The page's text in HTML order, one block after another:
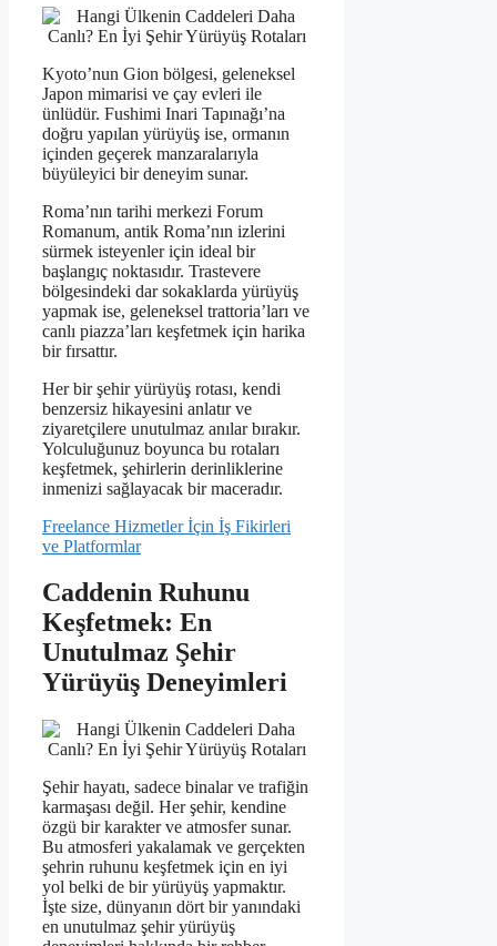
Kyoto’nun Gion bölgesi, geleneksel
Japon mimarisi ve çay evleri ile
ünlüdür. Fushimi Inari Tapınağı’na
doğru yapılan yürüyüş ise, ormanın
içinden geçerek manzaralarıyla
büyüleyici bir deneyim sunar.
Roma’nın tarihi merkezi Forum
Romanum, antik Roma’nın izlerini
sürmek isteyenler için ideal bir
başlangıç noktasıdır. Trastevere
bölgesindeki dar sokaklarda yürüyüş
yapmak ise, geleneksel trattoria’ları ve
canlı piazza’ları keşfetmek için harika
bir fırsattır.
Her bir şehir yürüyüş rotası, kendi
benzersiz hikayesini anlatır ve
ziyaretçilere unutulmaz anılar bırakır.
Yolculuğunuz boyunca bu rotaları
keşfetmek, şehirlerin derinliklerine
inmenizi sağlayacak bir maceradır.
Freelance Hizmetler İçin İş Fikirleri
ve Platformlar
Caddenin Ruhunu
Keşfetmek: En
Unutulmaz Şehir
Yürüyüş Deneyimleri
Şehir hayatı, sadece binalar ve trafiğin
karmaşası değil. Her şehir, kendine
özgü bir karakter ve atmosfer sunar.
Bu atmosferi yakalamak ve gerçekten
şehrin ruhunu keşfetmek için en iyi
yol belki de bir yürüyüş yapmaktır.
İşte size, dünyanın dört bir yanındaki
en unutulmaz şehir yürüyüş